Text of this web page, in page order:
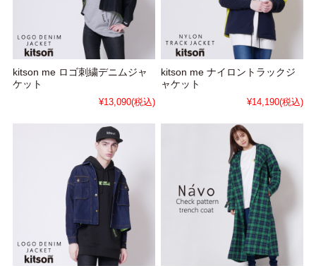
kitson me ロゴ刺繍デニムジャ
ケット
¥13,090(税込)
kitson me ナイロントラックジ
ャケット
¥14,190(税込)